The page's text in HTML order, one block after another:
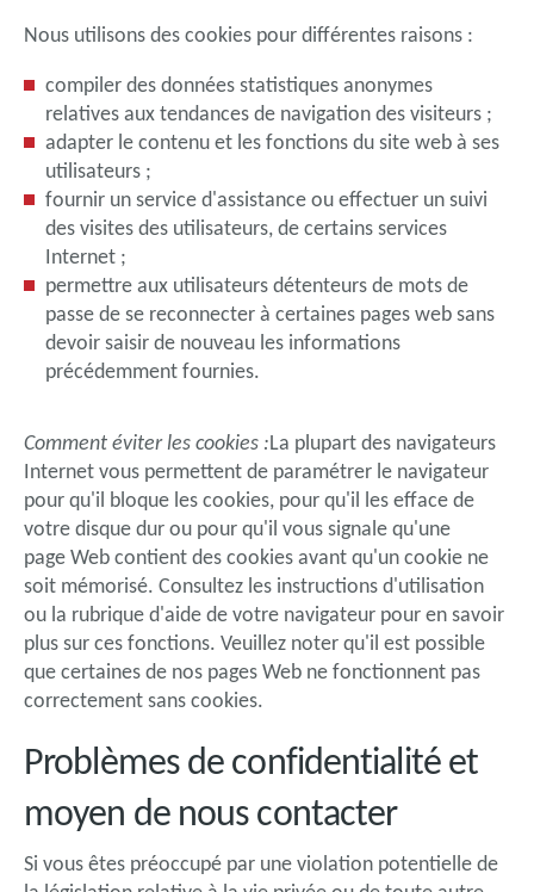
Nous utilisons des cookies pour différentes raisons :
compiler des données statistiques anonymes
relatives aux tendances de navigation des visiteurs ;
adapter le contenu et les fonctions du site web à ses
utilisateurs ;
fournir un service d'assistance ou effectuer un suivi
des visites des utilisateurs, de certains services
Internet ;
permettre aux utilisateurs détenteurs de mots de
passe de se reconnecter à certaines pages web sans
devoir saisir de nouveau les informations
précédemment fournies.
Comment éviter les cookies :La plupart des navigateurs
Internet vous permettent de paramétrer le navigateur
pour qu'il bloque les cookies, pour qu'il les efface de
votre disque dur ou pour qu'il vous signale qu'une
page Web contient des cookies avant qu'un cookie ne
soit mémorisé. Consultez les instructions d'utilisation
ou la rubrique d'aide de votre navigateur pour en savoir
plus sur ces fonctions. Veuillez noter qu'il est possible
que certaines de nos pages Web ne fonctionnent pas
correctement sans cookies.
Problèmes de confidentialité et
moyen de nous contacter
Si vous êtes préoccupé par une violation potentielle de